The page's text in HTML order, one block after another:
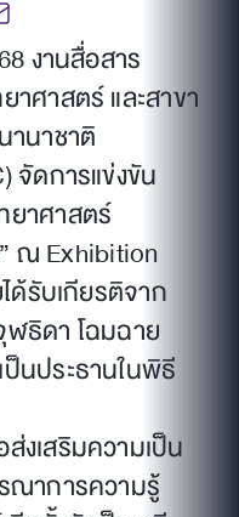
งานสื่อสาร
ศาสตร์ และสาขา
นาชาติ
จัดการแข่งขัน
ยาศาสตร์
ณ Exhibition
ด้รับเกียรติจาก
ธิดา โฉมฉาย
นประธานในพิธี
งเสริมความเป็น
ณาการความรู้